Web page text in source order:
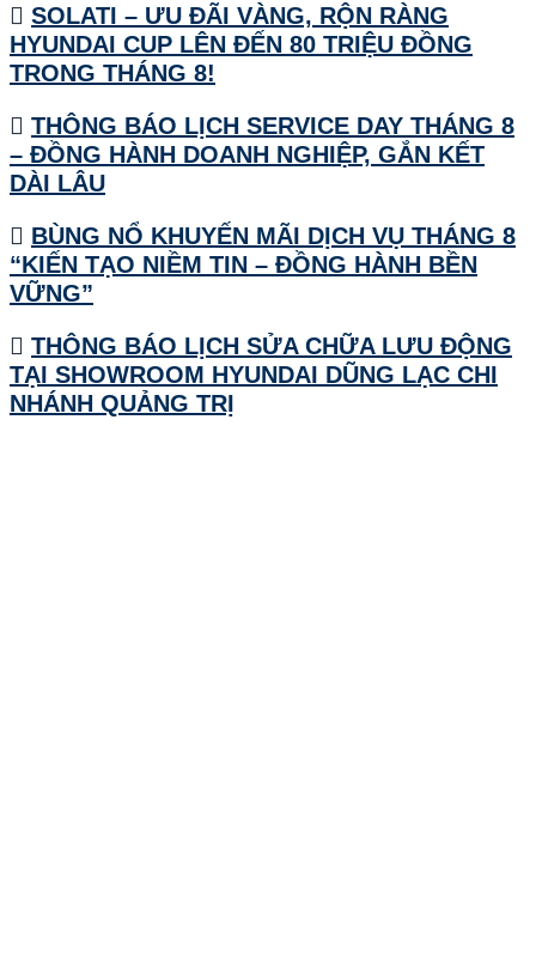
SOLATI – ƯU ĐÃI VÀNG, RỘN RÀNG
HYUNDAI CUP LÊN ĐẾN 80 TRIỆU ĐỒNG
TRONG THÁNG 8!
THÔNG BÁO LỊCH SERVICE DAY THÁNG 8
– ĐỒNG HÀNH DOANH NGHIỆP, GẮN KẾT
DÀI LÂU
BÙNG NỔ KHUYẾN MÃI DỊCH VỤ THÁNG 8
“KIẾN TẠO NIỀM TIN – ĐỒNG HÀNH BỀN
VỮNG”
THÔNG BÁO LỊCH SỬA CHỮA LƯU ĐỘNG
TẠI SHOWROOM HYUNDAI DŨNG LẠC CHI
NHÁNH QUẢNG TRỊ